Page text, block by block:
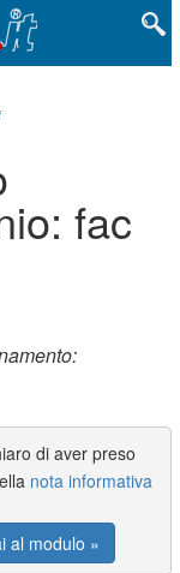
fac
di aver preso
nota informativa
al modulo »